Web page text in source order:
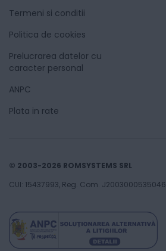
Termeni si conditii
Politica de cookies
Prelucrarea datelor cu
caracter personal
ANPC
Plata in rate
© 2003-2026 ROMSYSTEMS SRL
CUI: 15437993, Reg. Com. J2003000535046